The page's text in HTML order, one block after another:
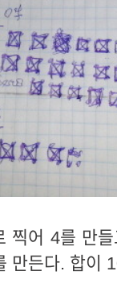
찍어 4를 만
만든다. 합이